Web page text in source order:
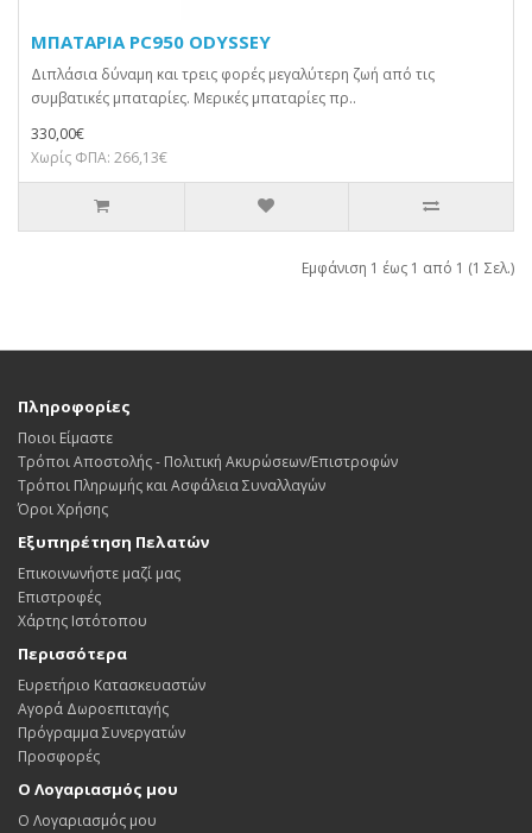
ΜΠΑΤΑΡΙΑ PC950 ODYSSEY
Διπλάσια δύναμη και τρεις φορές μεγαλύτερη ζωή από τις
συμβατικές μπαταρίες. Μερικές μπαταρίες πρ..
330,00€
Χωρίς ΦΠΑ: 266,13€
Εμφάνιση 1 έως 1 από 1 (1 Σελ.)
Πληροφορίες
Ποιοι Είμαστε
Τρόποι Αποστολής - Πολιτική Ακυρώσεων/Επιστροφών
Τρόποι Πληρωμής και Ασφάλεια Συναλλαγών
Όροι Χρήσης
Εξυπηρέτηση Πελατών
Επικοινωνήστε μαζί μας
Επιστροφές
Χάρτης Ιστότοπου
Περισσότερα
Ευρετήριο Κατασκευαστών
Αγορά Δωροεπιταγής
Πρόγραμμα Συνεργατών
Προσφορές
Ο Λογαριασμός μου
Ο Λογαριασμός μου